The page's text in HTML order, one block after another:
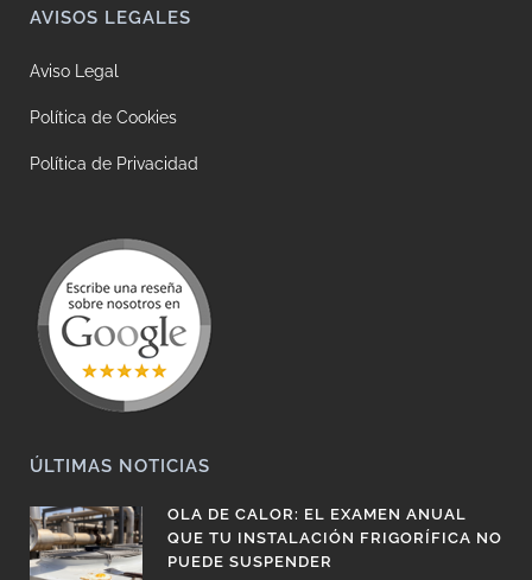
AVISOS LEGALES
Aviso Legal
Política de Cookies
Política de Privacidad
ÚLTIMAS NOTICIAS
OLA DE CALOR: EL EXAMEN ANUAL
QUE TU INSTALACIÓN FRIGORÍFICA NO
PUEDE SUSPENDER